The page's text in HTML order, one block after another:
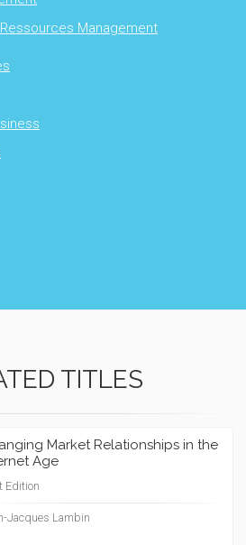
Management
TITLES
Market Relationships in the
Age
Edition
Jacques Lambin